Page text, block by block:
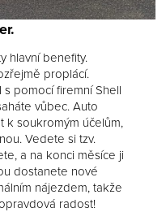
hlavní benefity.
proplácí.
s pomocí firemní Shell
vůbec. Auto
k soukromým účelům,
Vedete si tzv.
a na konci měsíce ji
dostanete nové
nájezdem, takže
radost!